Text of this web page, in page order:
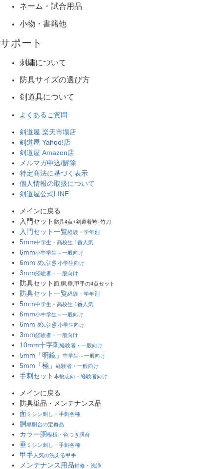
ネーム・試合用品
小物・書籍他
サポート
刺繍について
防具サイズの選び方
剣道具について
よくあるご質問
剣道屋 楽天市場店
剣道屋 Yahoo!店
剣道屋 Amazon店
メルマガ申込/解除
特定商法に基づく表示
個人情報の取扱について
剣道屋公式LINE
メインに戻る
入門セット 防具4点+剣道着袴+竹刀
入門セット一覧経験・学年別
5mm中学生・高校生 1番人気
6mm小中学生～一般向け
6mm めぶき 小学生向け
3mm経験者・一般向け
防具セット 面,胴,垂,甲手の4点セット
防具セット一覧経験・学年別
5mm中学生・高校生 1番人気
6mm小中学生～一般向け
6mm めぶき 小学生向け
3mm経験者・一般向け
10mm十字刺 経験者・一般向け
5mm「明鏡」 中学生～一般向け
5mm「極」 経験者・一般向け
手刺セット 本物志向・経験者向け
メインに戻る
防具単品・メンテナンス品
面 ミシン刺し・手刺各種
胴黒胴台の定番品
カラー胴模様・色つき胴台
垂 ミシン刺し・手刺各種
甲手 人気の洗える甲手
メンテナンス用品補修・洗浄